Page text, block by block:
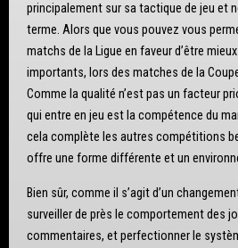
principalement sur sa tactique de jeu et
terme. Alors que vous pouvez vous
matchs de la Ligue en faveur d’être
importants, lors des matches de la
Comme la qualité n’est pas un facteur
qui entre en jeu est la compétence du
cela complète les autres compétitions
offre une forme différente et un
Bien sûr, comme il s’agit d’un
surveiller de près le comportement des
commentaires, et perfectionner le